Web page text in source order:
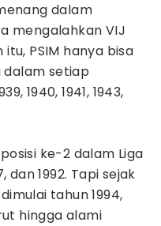
dalam
mengalahkan VIJ
PSIM hanya bisa
dalam setiap
1940, 1941, 1943,
ke-2 dalam Liga
dan 1992. Tapi sejak
tahun 1994,
hingga alami